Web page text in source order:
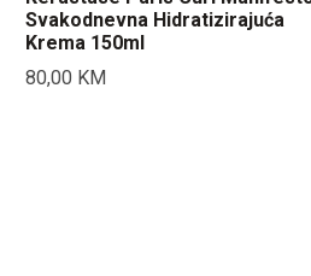
Svakodnevna Hidratizirajuća
Krema 150ml
80,00 KM